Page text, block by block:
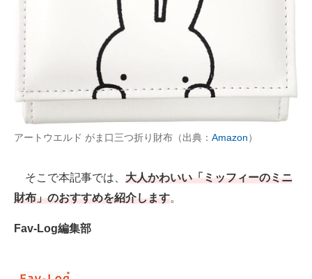
進化するPCとデバイスの未来
好きが集まる 比べて選べる
ビジネスと働き方のヒント
企業ITのトレンドを詳説
マーケ×ITの今がよく分かる
ITエンジニア向け専門サイト
アートウエルド がま口三つ折り財布（出典： Amazon）
そこで本記事では、 大人かわいい「ミッフィーのミニ
財布」のおすすめを紹介します。
Fav-Log編集部